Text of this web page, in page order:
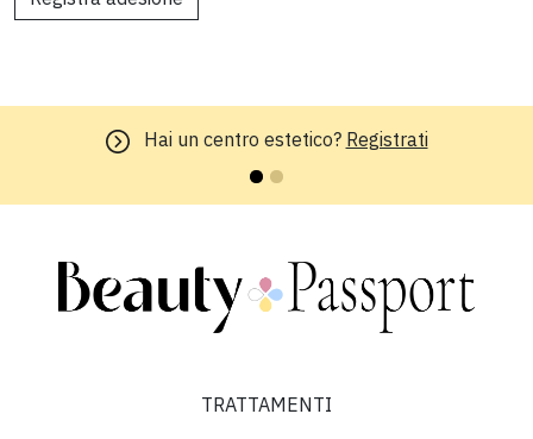
Hai un centro estetico? Registrati
TRATTAMENTI